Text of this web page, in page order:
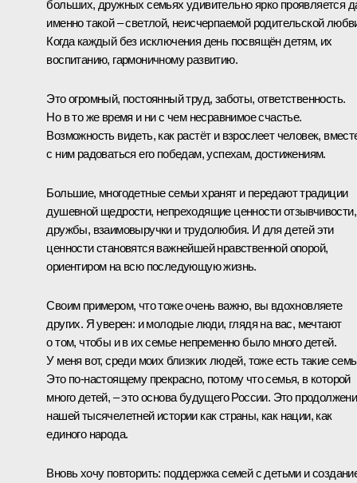
больших, дружных семьях удивительно ярко проявляется
именно такой – светлой, неисчерпаемой родительской
Когда каждый без исключения день посвящён детям, их
воспитанию, гармоничному развитию.
Это огромный, постоянный труд, заботы, ответственность.
Но в то же время и ни с чем несравнимое счастье.
Возможность видеть, как растёт и взрослеет человек,
с ним радоваться его победам, успехам, достижениям.
Большие, многодетные семьи хранят и передают традиции
душевной щедрости, непреходящие ценности отзывчивости,
дружбы, взаимовыручки и трудолюбия. И для детей эти
ценности становятся важнейшей нравственной опорой,
ориентиром на всю последующую жизнь.
Своим примером, что тоже очень важно, вы вдохновляете
других. Я уверен: и молодые люди, глядя на вас, мечтают
о том, чтобы и в их семье непременно было много детей.
У меня вот, среди моих близких людей, тоже есть такие
Это по-настоящему прекрасно, потому что семья, в которой
много детей, – это основа будущего России. Это
нашей тысячелетней истории как страны, как нации, как
единого народа.
Вновь хочу повторить: поддержка семей с детьми и